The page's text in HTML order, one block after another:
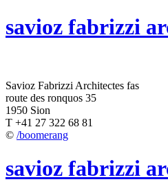
savioz fabrizzi
Savioz Fabrizzi Architectes fas
route des ronquos 35
1950 Sion
T +41 27 322 68 81
© /boomerang
savioz fabrizzi